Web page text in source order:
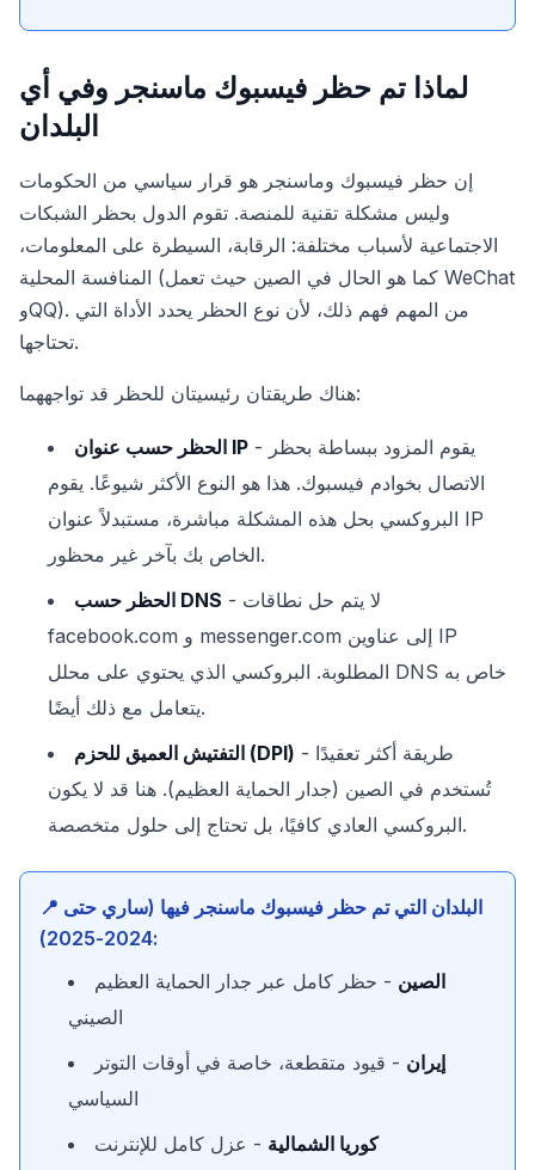
لماذا تم حظر فيسبوك ماسنجر وفي أي
البلدان
إن حظر فيسبوك وماسنجر هو قرار سياسي من الحكومات
وليس مشكلة تقنية للمنصة. تقوم الدول بحظر الشبكات
الاجتماعية لأسباب مختلفة: الرقابة، السيطرة على المعلومات،
المنافسة المحلية (كما هو الحال في الصين حيث تعمل WeChat
وQQ). من المهم فهم ذلك، لأن نوع الحظر يحدد الأداة التي
تحتاجها.
هناك طريقتان رئيسيتان للحظر قد تواجههما:
الحظر حسب عنوان IP - يقوم المزود ببساطة بحظر
الاتصال بخوادم فيسبوك. هذا هو النوع الأكثر شيوعًا. يقوم
البروكسي بحل هذه المشكلة مباشرة، مستبدلاً عنوان IP
الخاص بك بآخر غير محظور.
الحظر حسب DNS - لا يتم حل نطاقات
facebook.com و messenger.com إلى عناوين IP
المطلوبة. البروكسي الذي يحتوي على محلل DNS خاص به
يتعامل مع ذلك أيضًا.
التفتيش العميق للحزم (DPI) - طريقة أكثر تعقيدًا
تُستخدم في الصين (جدار الحماية العظيم). هنا قد لا يكون
البروكسي العادي كافيًا، بل تحتاج إلى حلول متخصصة.
📍 البلدان التي تم حظر فيسبوك ماسنجر فيها (ساري حتى
2024-2025):
الصين - حظر كامل عبر جدار الحماية العظيم
الصيني
إيران - قيود متقطعة، خاصة في أوقات التوتر
السياسي
كوريا الشمالية - عزل كامل للإنترنت